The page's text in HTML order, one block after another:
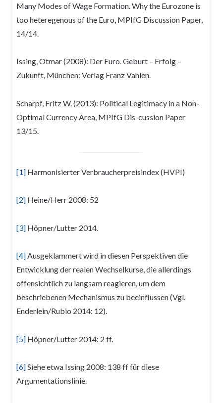
Many Modes of Wage Formation. Why the Eurozone is
too heteregenous of the Euro, MPIfG Discussion Paper,
14/14.
Issing, Otmar (2008): Der Euro. Geburt – Erfolg –
Zukunft, München: Verlag Franz Vahlen.
Scharpf, Fritz W. (2013): Political Legitimacy in a Non-
Optimal Currency Area, MPIfG Dis-cussion Paper
13/15.
[1]Harmonisierter Verbraucherpreisindex (HVPI)
[2]Heine/Herr 2008: 52
[3]Höpner/Lutter 2014.
[4]Ausgeklammert wird in diesen Perspektiven die
Entwicklung der realen Wechselkurse, die allerdings
offensichtlich zu langsam reagieren, um dem
beschriebenen Mechanismus zu beeinflussen (Vgl.
Enderlein/Rubio 2014: 12).
[5]Höpner/Lutter 2014: 2 ff.
[6]Siehe etwa Issing 2008: 138 ff für diese
Argumentationslinie.